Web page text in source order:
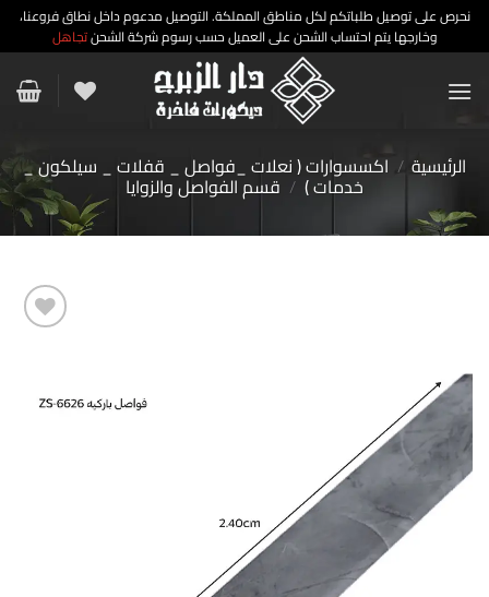
نحرص على توصيل طلباتكم لكل مناطق المملكة. التوصيل مدعوم داخل نطاق فروعنا،
وخارجها يتم احتساب الشحن على العميل حسب رسوم شركة الشحنتجاهل
للمحتوى
الرئيسية / اكسسوارات ( نعلات _فواصل _ قفلات _ سيلكون _
خدمات ) / قسم الفواصل والزوايا